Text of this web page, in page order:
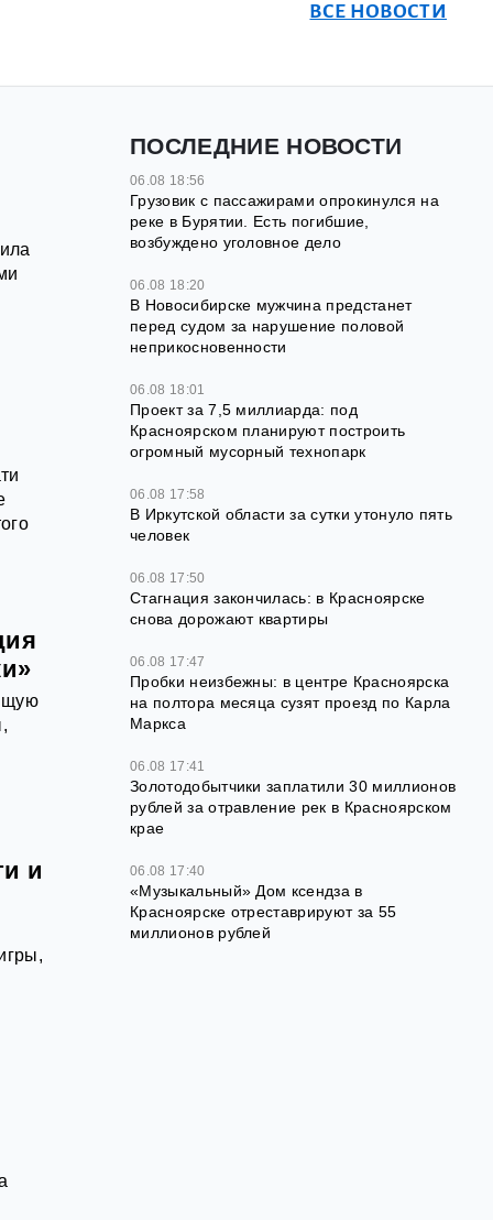
ВСЕ НОВОСТИ
и
ПОСЛЕДНИЕ НОВОСТИ
06.08 18:56
Грузовик с пассажирами опрокинулся на
реке в Бурятии. Есть погибшие,
возбуждено уголовное дело
06.08 18:20
В Новосибирске мужчина предстанет
перед судом за нарушение половой
неприкосновенности
06.08 18:01
Проект за 7,5 миллиарда: под
Красноярском планируют построить
огромный мусорный технопарк
06.08 17:58
В Иркутской области за сутки утонуло пять
человек
06.08 17:50
Стагнация закончилась: в Красноярске
снова дорожают квартиры
06.08 17:47
Пробки неизбежны: в центре Красноярска
на полтора месяца сузят проезд по Карла
Маркса
06.08 17:41
Золотодобытчики заплатили 30 миллионов
рублей за отравление рек в Красноярском
крае
06.08 17:40
«Музыкальный» Дом ксендза в
Красноярске отреставрируют за 55
миллионов рублей